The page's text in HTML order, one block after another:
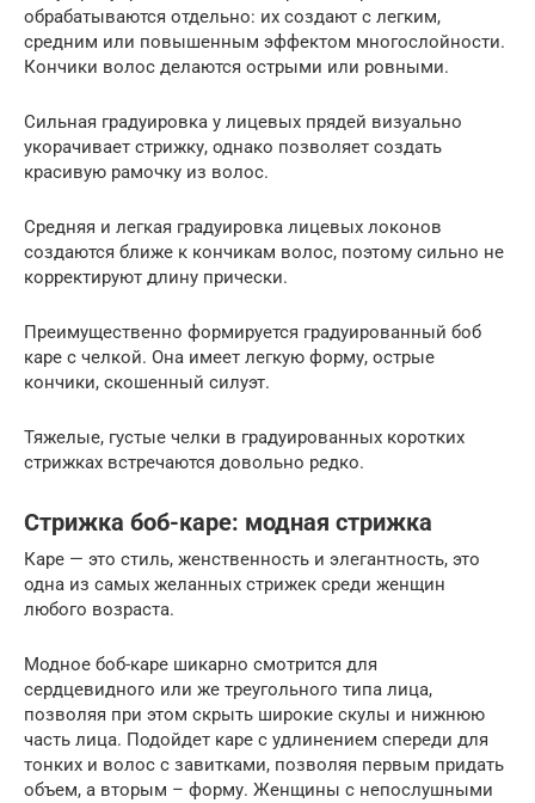
обрабатываются отдельно: их создают с легким,
средним или повышенным эффектом многослойности.
Кончики волос делаются острыми или ровными.
Сильная градуировка у лицевых прядей визуально
укорачивает стрижку, однако позволяет создать
красивую рамочку из волос.
Средняя и легкая градуировка лицевых локонов
создаются ближе к кончикам волос, поэтому сильно не
корректируют длину прически.
Преимущественно формируется градуированный боб
каре с челкой. Она имеет легкую форму, острые
кончики, скошенный силуэт.
Тяжелые, густые челки в градуированных коротких
стрижках встречаются довольно редко.
Стрижка боб-каре: модная стрижка
Каре — это стиль, женственность и элегантность, это
одна из самых желанных стрижек среди женщин
любого возраста.
Модное боб-каре шикарно смотрится для
сердцевидного или же треугольного типа лица,
позволяя при этом скрыть широкие скулы и нижнюю
часть лица. Подойдет каре с удлинением спереди для
тонких и волос с завитками, позволяя первым придать
объем, а вторым – форму. Женщины с непослушными